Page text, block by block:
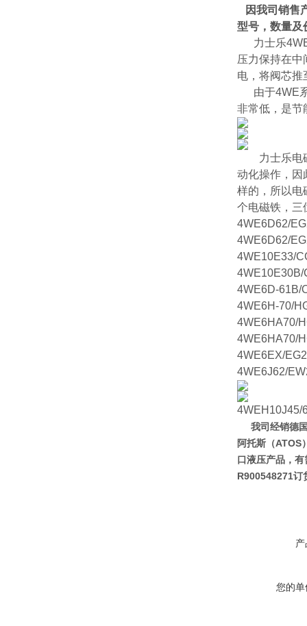
因我司销售
型号，数量及
力士乐4WE
压力保持在中
电，将阀芯推
由于4WE系
非常低，是节
力士乐电
动化操作，因
样的，所以电
个电磁铁，三
4WE6D62/
4WE6D62/
4WE10E33/
4WE10E30B/
4WE6D-61B/
4WE6H-70/
4WE6HA70/
4WE6HA70/
4WE6EX/
4WE6J62/
4WEH10J45/
我司经销德
阿托斯（ATOS
口液压产品，
R900548271订
您的